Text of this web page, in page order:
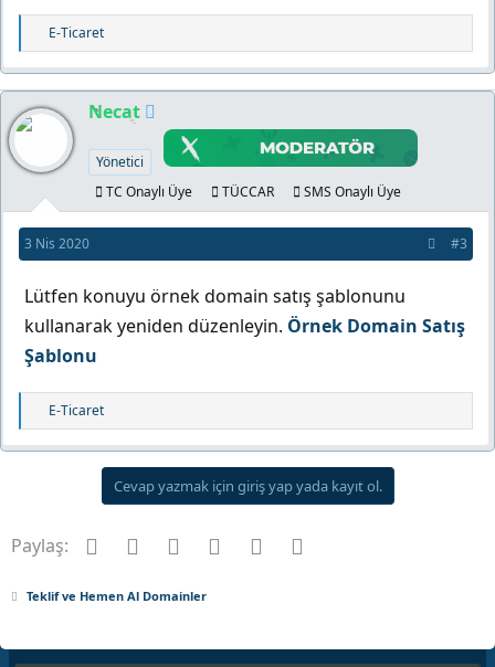
T
e
p
k
i
e
:
E-Ticaret
Necat
Yönetici
TC Onaylı Üye
TÜCCAR SMS Onaylı Üye
3 Nis 2020 #3
Lütfen konuyu örnek domain satış şablonunu
kullanarak yeniden düzenleyin. Örnek Domain Satış
Şablonu
T
e
p
e
E-Ticaret
Cevap yazmak için giriş yap yada kayıt ol.
Paylaş: Facebook
Twitter Pinterest
Tumblr WhatsApp
Teklif ve Hemen Al Domainler